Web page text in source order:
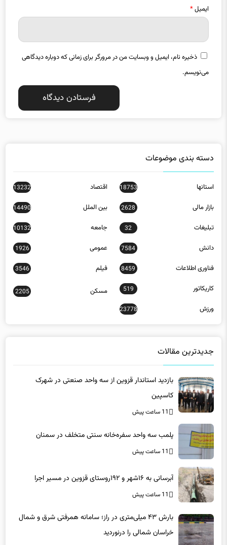
ذخیره نام، ایمیل و وبسایت من در مرورگر برای زمانی که دوباره دیدگاهی
می‌نویسم.
استانها
بازار مالی 2628
14490
تبلیغات 32 جامعه 10132
دانش 7584 عمومی 1926
فناوری اطلاعات 8459 فیلم 3546
کاریکاتور 519
2205
ورزش 23778
بازدید استاندار قزوین از سه واحد صنعتی در شهرک
کاسپین
11 ساعت پیش
11 ساعت پیش
11 ساعت پیش
خراسان شمالی را درنوردید
11 ساعت پیش